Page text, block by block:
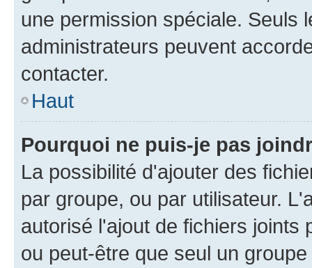
une permission spéciale. Seuls
administrateurs peuvent
contacter.
Haut
Pourquoi ne puis-je pas
La possibilité d'ajouter des
par groupe, ou par utilisateur.
autorisé l'ajout de fichiers joints
ou peut-être que seul un